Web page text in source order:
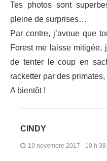
Tes photos sont
pleine de surprises…
Par contre, j’avoue que
Forest me laisse mitigée,
de tenter le coup en
racketter par des primates,
A bientôt !
CINDY
19 novembre 2017 - 10 h 38